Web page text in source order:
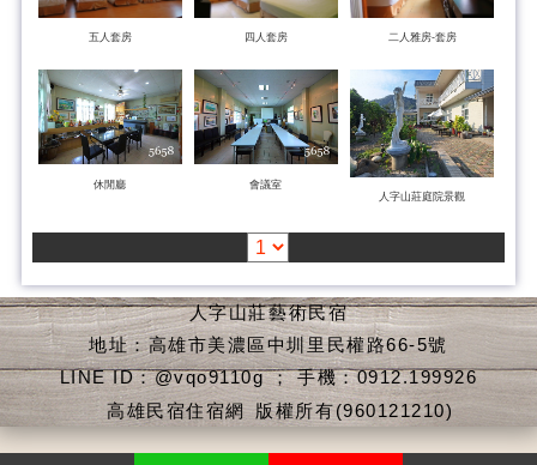
五人套房 四人套房 二人雅房-套房
休閒廳
會議室
人字山莊庭院景觀
人字山莊藝術民宿
地址：高雄市美濃區中圳里民權路66-5號
LINE ID：@vqo9110g ； 手機：0912.199926
高雄民宿住宿網 版權所有(960121210)